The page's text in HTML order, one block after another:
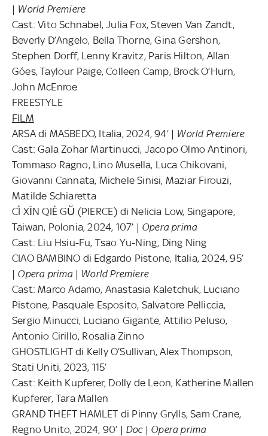
| World Premiere
Cast: Vito Schnabel, Julia Fox, Steven Van Zandt,
Beverly D’Angelo, Bella Thorne, Gina Gershon,
Stephen Dorff, Lenny Kravitz, Paris Hilton, Allan
Góes, Taylour Paige, Colleen Camp, Brock O’Hurn,
John McEnroe
FREESTYLE
FILM
ARSA di MASBEDO, Italia, 2024, 94’ | World Premiere
Cast: Gala Zohar Martinucci, Jacopo Olmo Antinori,
Tommaso Ragno, Lino Musella, Luca Chikovani,
Giovanni Cannata, Michele Sinisi, Maziar Firouzi,
Matilde Schiaretta
CÌ XĪN QIÈ GŬ (PIERCE) di Nelicia Low, Singapore,
Taiwan, Polonia, 2024, 107’ | Opera prima
Cast: Liu Hsiu-Fu, Tsao Yu-Ning, Ding Ning
CIAO BAMBINO di Edgardo Pistone, Italia, 2024, 95’
| Opera prima| World Premiere
Cast: Marco Adamo, Anastasia Kaletchuk, Luciano
Pistone, Pasquale Esposito, Salvatore Pelliccia,
Sergio Minucci, Luciano Gigante, Attilio Peluso,
Antonio Cirillo, Rosalia Zinno
GHOSTLIGHT di Kelly O’Sullivan, Alex Thompson,
Stati Uniti, 2023, 115’
Cast: Keith Kupferer, Dolly de Leon, Katherine Mallen
Kupferer, Tara Mallen
GRAND THEFT HAMLET di Pinny Grylls, Sam Crane,
Regno Unito, 2024, 90’ | Doc| Opera prima